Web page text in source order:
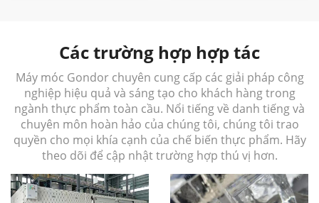
Các trường hợp hợp tác
Máy móc Gondor chuyên cung cấp các giải pháp công
nghiệp hiệu quả và sáng tạo cho khách hàng trong
ngành thực phẩm toàn cầu. Nổi tiếng về danh tiếng và
chuyên môn hoàn hảo của chúng tôi, chúng tôi trao
quyền cho mọi khía cạnh của chế biến thực phẩm. Hãy
theo dõi để cập nhật trường hợp thú vị hơn.